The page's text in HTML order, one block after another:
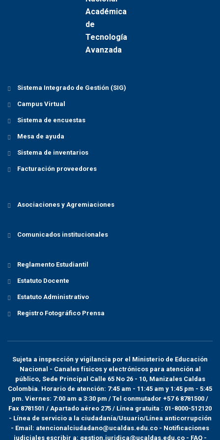
Sistema Integrado de Gestión (SIG)
Campus Virtual
Sistema de encuestas
Mesa de ayuda
Sistema de inventarios
Facturación proveedores
Asociaciones y Agremiaciones
Comunicados institucionales
Reglamento Estudiantil
Estatuto Docente
Estatuto Administrativo
Registro Fotográfico Prensa
Sujeta a inspección y vigilancia por el Ministerio de Educación
Nacional - Canales físicos y electrónicos para atención al
público, Sede Principal Calle 65 No 26 - 10, Manizales Caldas
Colombia. Horario de atención: 7:45 am - 11:45 am y 1:45 pm - 5:45
pm. Viernes: 7:00 am a 3:30 pm / Tel conmutador +57 6 8781500 /
Fax 8781501 / Apartado aéreo 275 / Línea gratuita : 01-8000-512120
- Línea de servicio a la ciudadanía/Usuario/Línea anticorrupción
- Email: atencionalciudadano@ucaldas.edu.co - Notificaciones
judiciales escribir a: gestion.juridica@ucaldas.edu.co - FAQ -